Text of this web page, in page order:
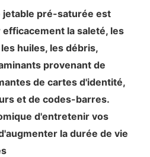
jetable pré-saturée est
la saleté, les
huiles, les débris,
provenant de
de cartes d'identité,
et de codes-barres.
d'entretenir vos
la durée de vie